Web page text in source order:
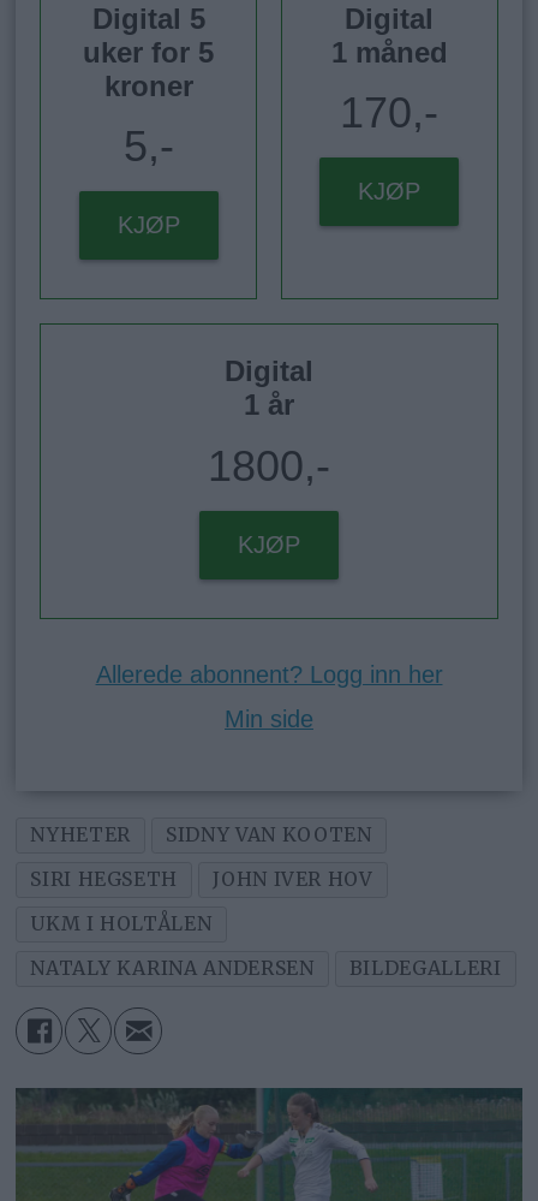
Digital 5
uker for 5
kroner
5,-
KJØP
Digital
1 måned
170,-
KJØP
Digital
1 år
1800,-
KJØP
Allerede abonnent? Logg inn her
Min side
NYHETER
SIDNY VAN KOOTEN
SIRI HEGSETH
JOHN IVER HOV
UKM I HOLTÅLEN
NATALY KARINA ANDERSEN
BILDEGALLERI